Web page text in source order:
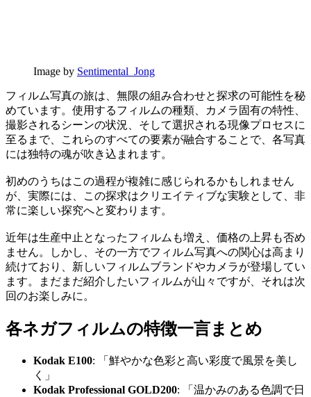
Image by Sentimental_Jong
フィルム写真の旅は、無限の組み合わせと探求の可能性を秘
めています。使用するフィルムの種類、カメラ固有の特性、
撮影されるシーンの状況、そして選択される現像プロセスに
至るまで、これらのすべての要素が融合することで、各写真
には独特の魂が吹き込まれます。
初めのうちはこの過程が複雑に感じられるかもしれません
が、実際には、この探求はクリエイティブな実験として、非
常に楽しい探究へと変わります。
近年は生産中止となったフィルムも増え、価格の上昇も否め
ません。しかし、その一方でフィルム写真への関心は高まり
続けており、新しいフィルムブランドやカメラが登場してい
ます。まだまだ紹介したいフィルムが山々ですが、それは次
回のお楽しみに。
各ネガフィルムの特徴一言まとめ
Kodak E100: 「鮮やかな色彩と高い彩度で風景を美し
く」
Kodak Professional GOLD200: 「温かみのある色調で日